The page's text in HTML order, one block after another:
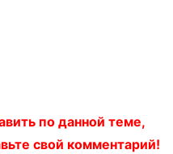
по данной теме,
свой комментарий!